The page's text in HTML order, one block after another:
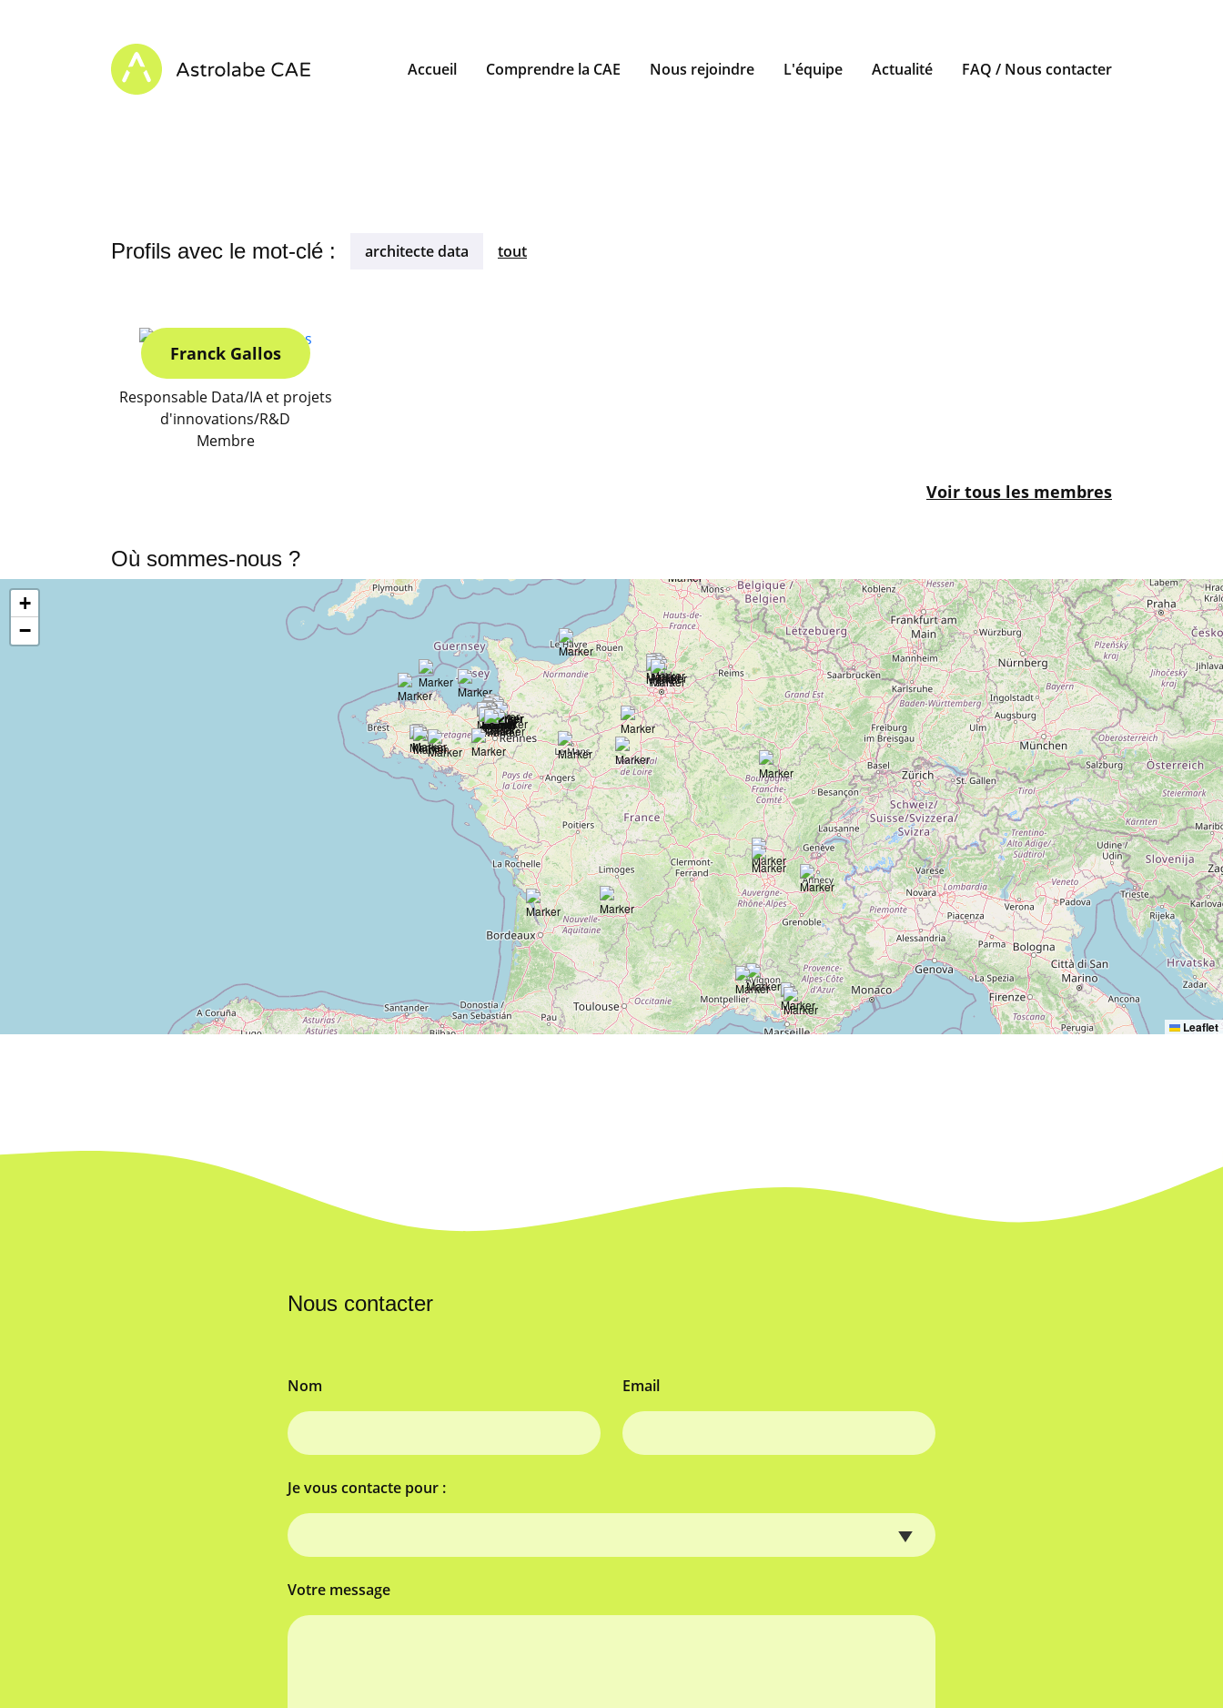
Astrolabe CAE - Home
Accueil Comprendre la CAE Nous rejoindre L'équipe Actualité FAQ / Nous contacter
Profils avec le mot-clé : architecte data tout
Franck Gallos
Responsable Data/IA et projets
d'innovations/R&D
Membre
Voir tous les membres
Où sommes-nous ?
+
−
Leaflet
Nous contacter
Nom Email
Je vous contacte pour :
Votre message